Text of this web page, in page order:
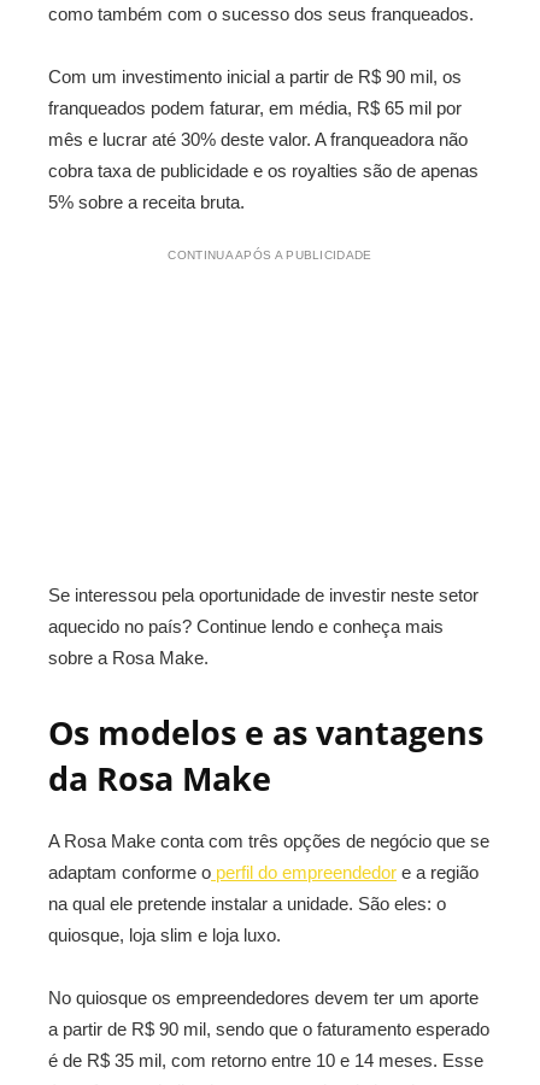
como também com o sucesso dos seus franqueados.
Com um investimento inicial a partir de R$ 90 mil, os
franqueados podem faturar, em média, R$ 65 mil por
mês e lucrar até 30% deste valor. A franqueadora não
cobra taxa de publicidade e os royalties são de apenas
5% sobre a receita bruta.
CONTINUA APÓS A PUBLICIDADE
Se interessou pela oportunidade de investir neste setor
aquecido no país? Continue lendo e conheça mais
sobre a Rosa Make.
Os modelos e as vantagens
da Rosa Make
A Rosa Make conta com três opções de negócio que se
adaptam conforme o perfil do empreendedor e a região
na qual ele pretende instalar a unidade. São eles: o
quiosque, loja slim e loja luxo.
No quiosque os empreendedores devem ter um aporte
a partir de R$ 90 mil, sendo que o faturamento esperado
é de R$ 35 mil, com retorno entre 10 e 14 meses. Esse